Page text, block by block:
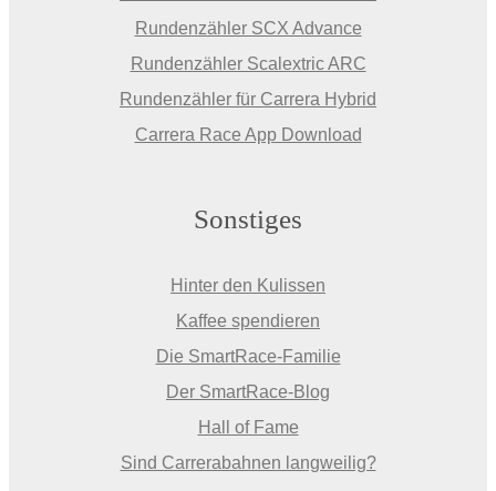
Rundenzähler SCX Advance
Rundenzähler Scalextric ARC
Rundenzähler für Carrera Hybrid
Carrera Race App Download
Sonstiges
Hinter den Kulissen
Kaffee spendieren
Die SmartRace-Familie
Der SmartRace-Blog
Hall of Fame
Sind Carrerabahnen langweilig?